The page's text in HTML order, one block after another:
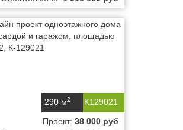
K129021
290 м2
Проект: 38 000 руб